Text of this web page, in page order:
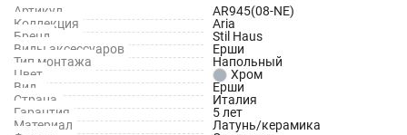
Артикул
AR945(08-NE)
Коллекция
Aria
Бренд
Stil Haus
Виды аксессуаров
Ерши
Тип монтажа
Напольный
Цвет
Хром
Вид
Ерши
Страна
Италия
Гарантия
5 лет
Материал
Латунь/керамика